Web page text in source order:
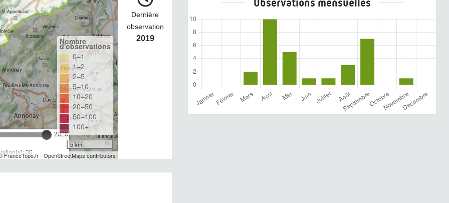
2026
30
Nombre
d'observations
0–1
1–2
2–5
5–10
10–20
20–50
50–100
100+
5 km
FranceTopo.fr - OpenStreetMaps contributors
Dernière
observation
2019
Observations mensuelles